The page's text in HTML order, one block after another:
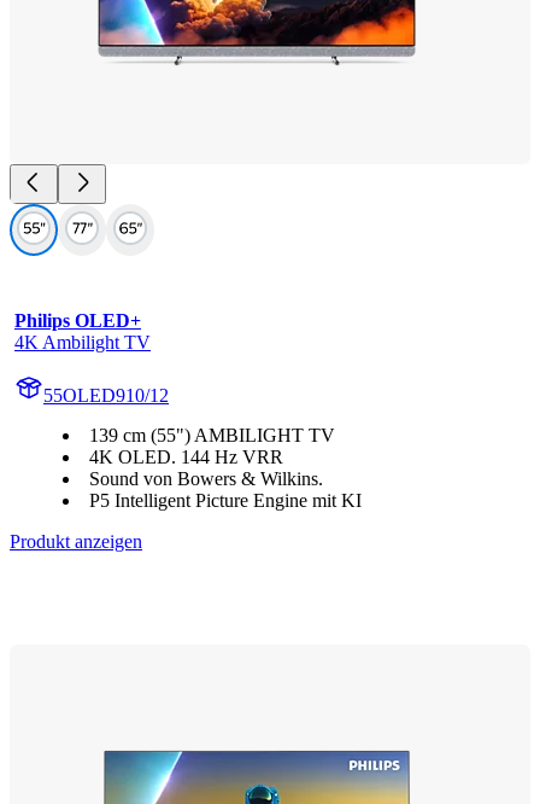
Philips OLED+
4K Ambilight TV
55OLED910/12
139 cm (55") AMBILIGHT TV
4K OLED. 144 Hz VRR
Sound von Bowers & Wilkins.
P5 Intelligent Picture Engine mit KI
Produkt anzeigen